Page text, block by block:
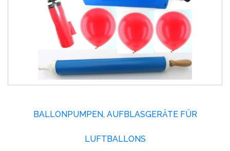
BALLONPUMPEN, AUFBLASGERÄTE FÜR
LUFTBALLONS